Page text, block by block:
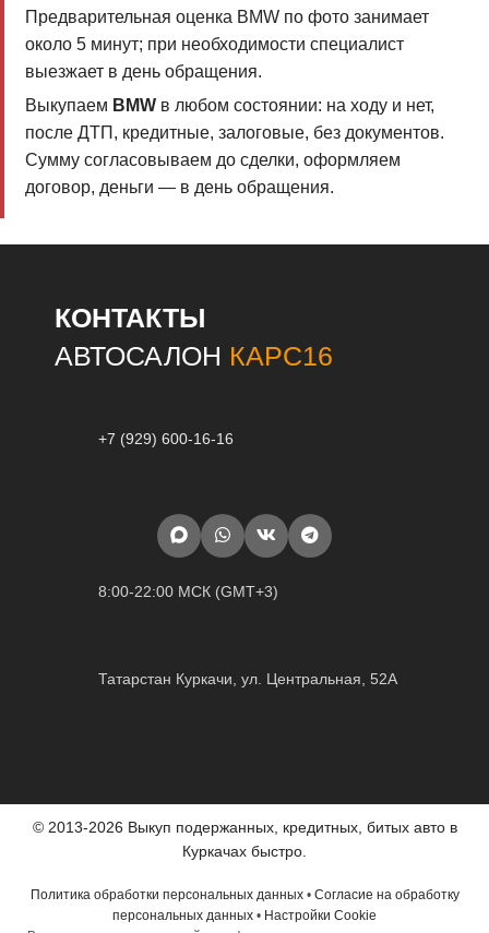
Предварительная оценка BMW по фото занимает
около 5 минут; при необходимости специалист
выезжает в день обращения.
Выкупаем BMWв любом состоянии: на ходу и нет,
после ДТП, кредитные, залоговые, без документов.
Сумму согласовываем до сделки, оформляем
договор, деньги — в день обращения.
КОНТАКТЫ
АВТОСАЛОН КАРС16
+7 (929) 600-16-16
8:00-22:00 МСК (GMT+3)
Татарстан Куркачи, ул. Центральная, 52А
© 2013-2026 Выкуп подержанных, кредитных, битых авто в
Куркачах быстро.
Политика обработки персональных данных• Согласие на обработку
персональных данных • Настройки Cookie